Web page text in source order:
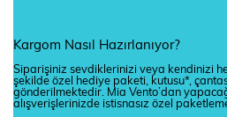
Kargom Nasıl Hazırlanıyor?
Siparişiniz sevdiklerinizi veya kendinizi
şekilde özel hediye paketi, kutusu*,
gönderilmektedir. Mia Vento’dan
alışverişlerinizde istisnasız özel